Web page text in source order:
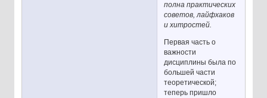
полна практических
советов, лайфхаков
и хитростей.
Первая часть о
важности
дисциплины была по
большей части
теоретической;
теперь пришло